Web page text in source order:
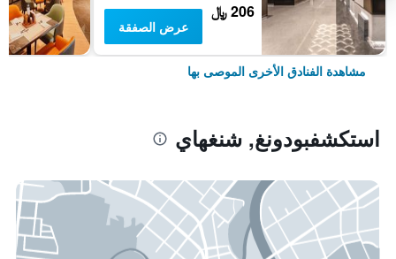
206 ﷼
عرض الصفقة
مشاهدة الفنادق الأخرى الموصى بها
استكشفبودونغ, شنغهاي